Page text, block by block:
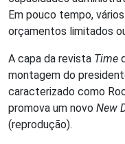
Em pouco tempo,
orçamentos limitados
A capa da revista Time
montagem do
caracterizado como
promova um novo New
(reprodução).